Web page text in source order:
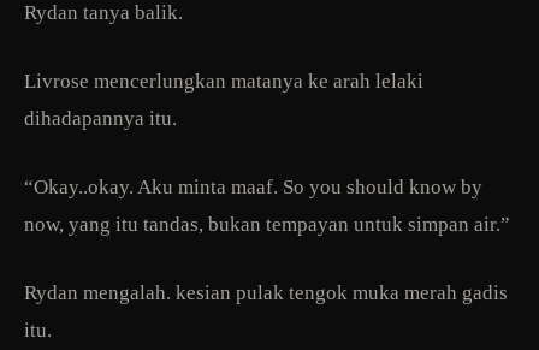
Rydan tanya balik.
Livrose mencerlungkan matanya ke arah lelaki
dihadapannya itu.
“Okay..okay. Aku minta maaf. So you should know by
now, yang itu tandas, bukan tempayan untuk simpan air.”
Rydan mengalah. kesian pulak tengok muka merah gadis
itu.